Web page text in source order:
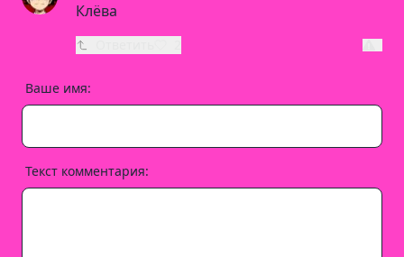
Клёва
Ваше имя:
Текст комментария: